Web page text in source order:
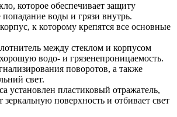
которое обеспечивает защиту
воды и грязи внутрь.
к которому крепятся все основные
между стеклом и корпусом
водо- и грязенепроницаемость.
поворотов, а также
свет.
установлен пластиковый отражатель,
зеркальную поверхность и отбивает свет